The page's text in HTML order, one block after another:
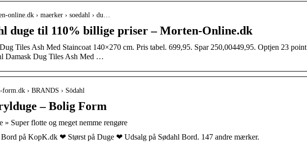
online.dk › maerker › soedahl › du…
duge til 110% billige priser – Morten-Online.dk
Tiles Ash Med Staincoat 140×270 cm. Pris tabel. 699,95. Spar 250,00449,95. Optjen 23 point
Damask Dug Tiles Ash Med …
› BRANDS › Södahl
– Bolig Form
» Super flotte og meget nemme rengøre
på KopK.dk ❤ Størst på Duge ❤ Udsalg på Sødahl Bord. 147 andre mærker.